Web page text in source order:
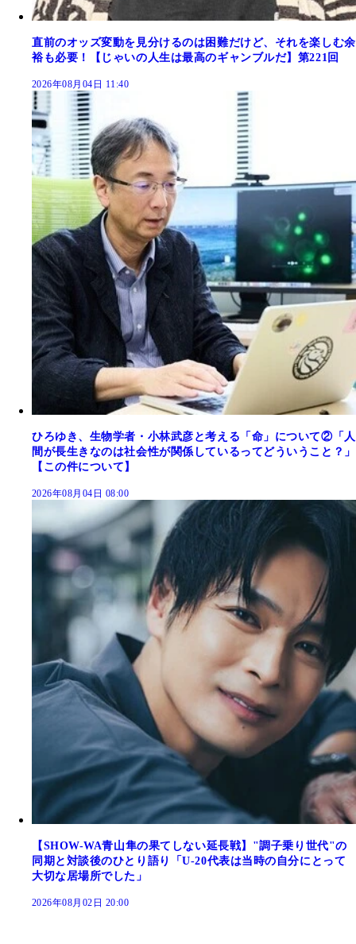
直前のオッズ変動を見分けるのは困難だけど、それを楽しむ余
裕も必要！【じゃいの人生は最高のギャンブルだ】第221回
2026年08月04日 11:40
ひろゆき、生物学者・小林武彦と考える「命」について②「人
間が長生きなのは社会性が関係しているってどういうこと？」
【この件について】
2026年08月04日 08:00
【SHOW-WA青山隼の果てしない延長戦】"調子乗り世代"の
同期と対談後のひとり語り「U-20代表は当時の自分にとって
大切な居場所でした」
2026年08月02日 20:00